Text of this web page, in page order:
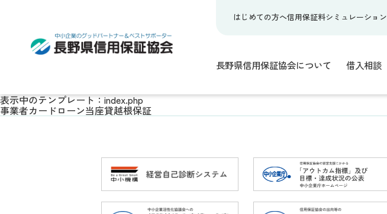
はじめての方へ信用保証料シミュレーション
長野県信用保証協会について 借入相談
表示中のテンプレート：index.php
事業者カードローン当座貸越根保証